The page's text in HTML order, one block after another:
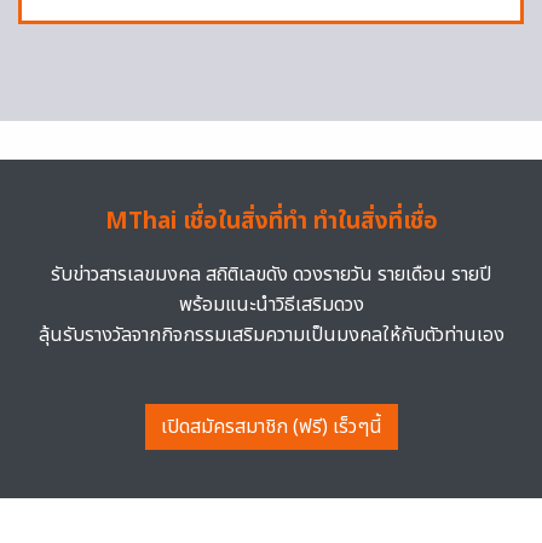
MThai เชื่อในสิ่งที่ทำ ทำในสิ่งที่เชื่อ
รับข่าวสารเลขมงคล สถิติเลขดัง ดวงรายวัน รายเดือน รายปี
พร้อมแนะนำวิธีเสริมดวง
ลุ้นรับรางวัลจากกิจกรรมเสริมความเป็นมงคลให้กับตัวท่านเอง
เปิดสมัครสมาชิก (ฟรี) เร็วๆนี้